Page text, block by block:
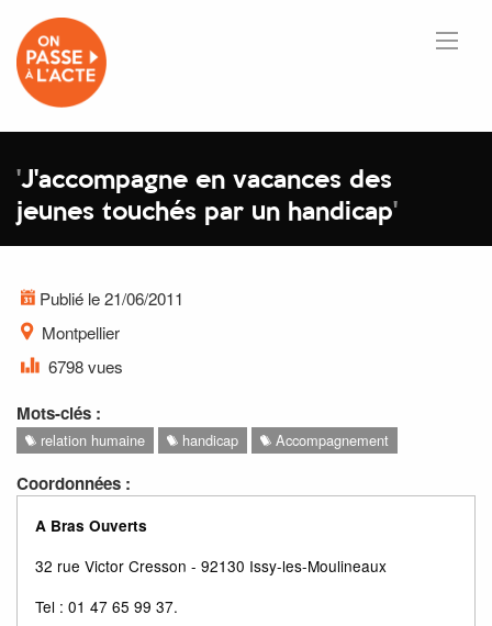
'J'accompagne en vacances des
jeunes touchés par un handicap'
Publié le 21/06/2011
Montpellier
6798 vues
Mots-clés :
relation humaine handicap Accompagnement
Coordonnées :
A Bras Ouverts
32 rue Victor Cresson - 92130 Issy-les-Moulineaux
Tel : 01 47 65 99 37.